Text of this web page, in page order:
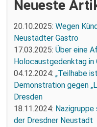
Neueste
20.10.2025: Wegen
Neustädter Gastro
17.03.2025: Über eine
Holocaustgedenktag in
04.12.2024: „Teilhabe
Demonstration gegen
Dresden
18.11.2024:
der Dresdner Neustadt